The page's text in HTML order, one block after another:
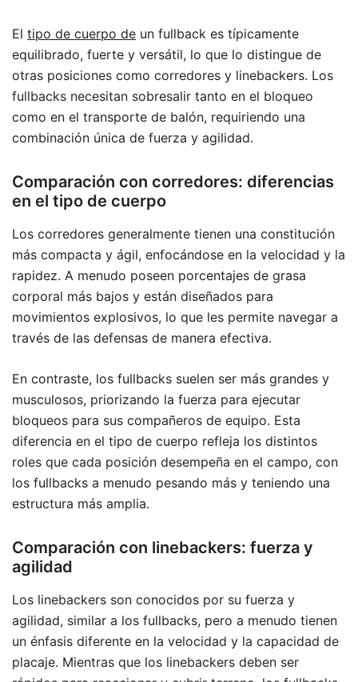
El tipo de cuerpo de un fullback es típicamente
equilibrado, fuerte y versátil, lo que lo distingue de
otras posiciones como corredores y linebackers. Los
fullbacks necesitan sobresalir tanto en el bloqueo
como en el transporte de balón, requiriendo una
combinación única de fuerza y agilidad.
Comparación con corredores: diferencias
en el tipo de cuerpo
Los corredores generalmente tienen una constitución
más compacta y ágil, enfocándose en la velocidad y la
rapidez. A menudo poseen porcentajes de grasa
corporal más bajos y están diseñados para
movimientos explosivos, lo que les permite navegar a
través de las defensas de manera efectiva.
En contraste, los fullbacks suelen ser más grandes y
musculosos, priorizando la fuerza para ejecutar
bloqueos para sus compañeros de equipo. Esta
diferencia en el tipo de cuerpo refleja los distintos
roles que cada posición desempeña en el campo, con
los fullbacks a menudo pesando más y teniendo una
estructura más amplia.
Comparación con linebackers: fuerza y
agilidad
Los linebackers son conocidos por su fuerza y
agilidad, similar a los fullbacks, pero a menudo tienen
un énfasis diferente en la velocidad y la capacidad de
placaje. Mientras que los linebackers deben ser